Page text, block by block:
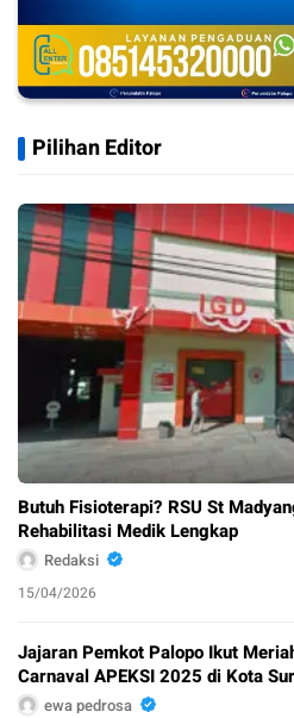
Pilihan Editor
Butuh Fisioterapi? RSU St
Rehabilitasi Medik Lengkap
Redaksi
15/04/2026
Jajaran Pemkot Palopo Ikut
Carnaval APEKSI 2025 di Kota
ewa pedrosa